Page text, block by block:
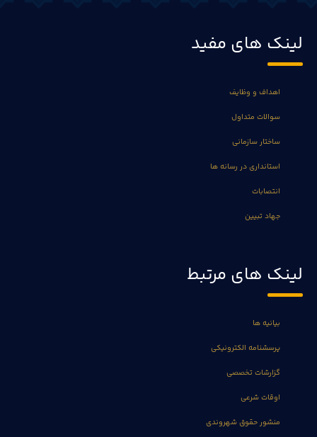
لینک های مفید
اهداف و وظایف
سوالات متداول
ساختار سازمانی
استانداری در رسانه ها
انتصابات
جهاد تبیین
لینک های مرتبط
بیانیه ها
پرسشنامه الکترونیکی
گزارشات تخصصی
اوقات شرعی
منشور حقوق شهروندی